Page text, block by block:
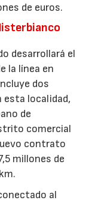
de euros.
desarrollará el
la línea en
dos
esta localidad,
de
comercial
contrato
millones de
al